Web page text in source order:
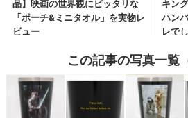
この記事の写真一覧